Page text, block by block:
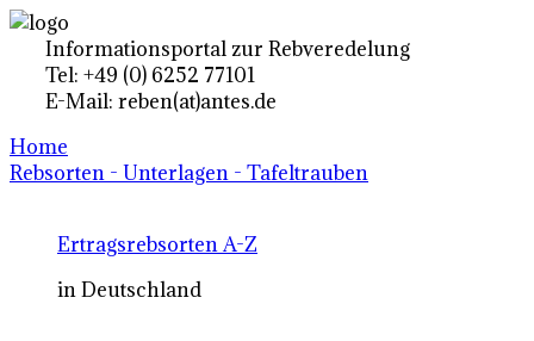
Informationsportal zur Rebveredelung
Tel: +49 (0) 6252 77101
E-Mail: reben(at)antes.de
Home
Rebsorten - Unterlagen - Tafeltrauben
Ertragsrebsorten A-Z
in Deutschland